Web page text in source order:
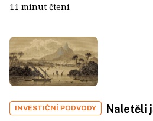
11 minut čtení
INVESTIČNÍ PODVODY
Naletěli